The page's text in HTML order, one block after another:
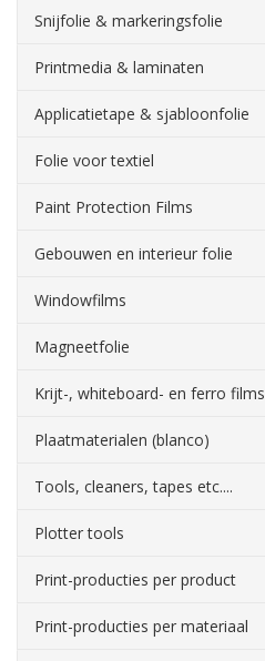
Snijfolie & markeringsfolie
Printmedia & laminaten
Applicatietape & sjabloonfolie
Folie voor textiel
Paint Protection Films
Gebouwen en interieur folie
Windowfilms
Magneetfolie
Krijt-, whiteboard- en ferro films
Plaatmaterialen (blanco)
Tools, cleaners, tapes etc....
Plotter tools
Print-producties per product
Print-producties per materiaal